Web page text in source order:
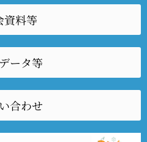
資料等
ータ等
合わせ